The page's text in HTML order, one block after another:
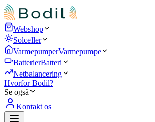
Webshop
Solceller
VarmepumperVarmepumpe
BatterierBatteri
Netbalancering
Hvorfor Bodil?
Se også
Kontakt os